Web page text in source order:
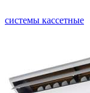
системы кассетные